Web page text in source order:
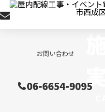
お問い合わせ
06-6654-9095